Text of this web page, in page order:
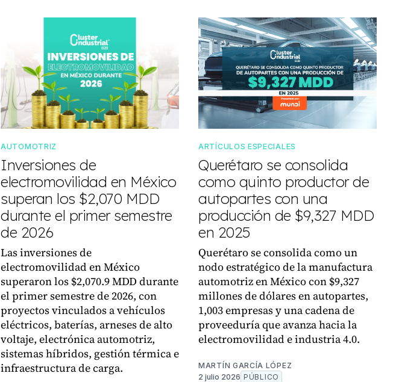
AUTOMOTRIZ
Inversiones de
electromovilidad en México
superan los $2,070 MDD
durante el primer semestre
de 2026
Las inversiones de
electromovilidad en México
superaron los $2,070.9 MDD durante
el primer semestre de 2026, con
proyectos vinculados a vehículos
eléctricos, baterías, arneses de alto
voltaje, electrónica automotriz,
sistemas híbridos, gestión térmica e
infraestructura de carga.
ARTÍCULOS ESPECIALES
Querétaro se consolida
como quinto productor de
autopartes con una
producción de $9,327 MDD
en 2025
Querétaro se consolida como un
nodo estratégico de la manufactura
automotriz en México con $9,327
millones de dólares en autopartes,
1,003 empresas y una cadena de
proveeduría que avanza hacia la
electromovilidad e industria 4.0.
MARTÍN GARCÍA LÓPEZ
2 julio 2026 PÚBLICO